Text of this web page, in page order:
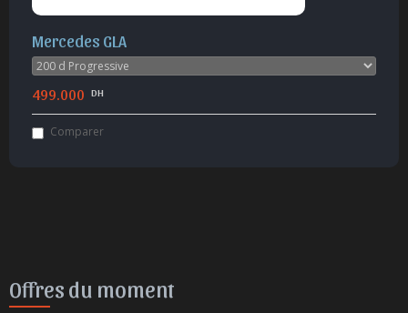
Mercedes GLA
499.000 DH
Comparer
Offres du moment